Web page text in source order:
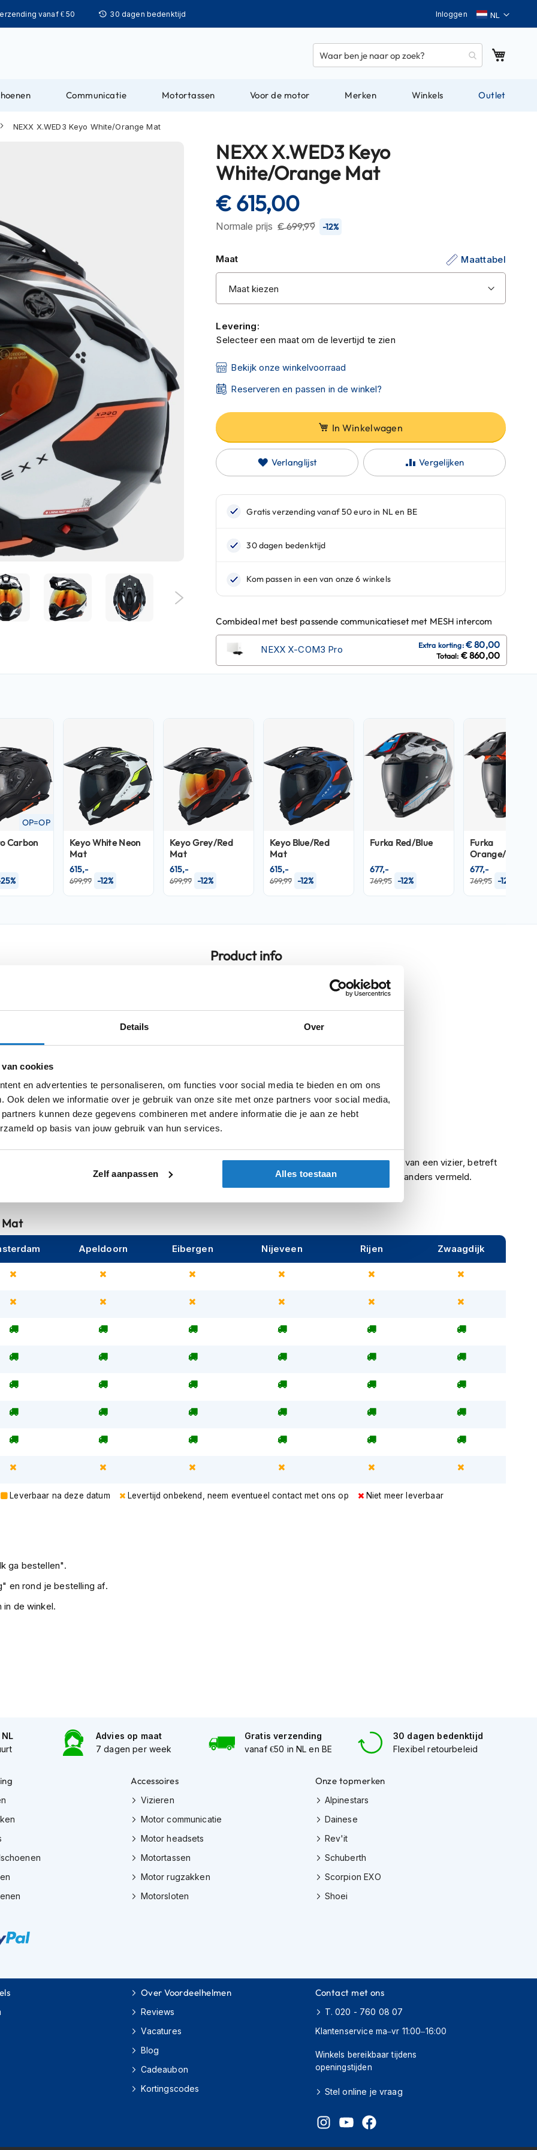
Details Over
cookies
en advertenties te personaliseren, om functies voor social media te bieden en om ons
Ook delen we informatie over je gebruik van onze site met onze partners voor social media,
kunnen deze gegevens combineren met andere informatie die je aan ze hebt
op basis van jouw gebruik van hun services.
Zelf aanpassen Alles toestaan
vanaf € 50 30 dagen bedenktijd Taal
Inloggen
Communicatie Motortassen Voor de motor Merken Winkels Outlet
NEXX X.WED3 Keyo White/Orange Mat
NEXX X.WED3 Keyo
White/Orange Mat
Normale prijs € 699,99 -12%
€ 615,00
Maat Maattabel
Levering:
Selecteer een maat om de levertijd te zien
Bekijk onze winkelvoorraad
Reserveren en passen in de winkel?
In Winkelwagen
Verlanglijst Vergelijken
Combideal met best passende communicatieset met MESH intercom
NEXX X-COM3 Pro
€ 860,00
OP=OP
Carbon
Keyo White Neon
Mat
699,99 -12%
615,-
Keyo Grey/Red
Mat
699,99 -12%
615,-
Keyo Blue/Red
Mat
699,99 -12%
615,-
Furka Red/Blue
769,95 -12%
677,-
Furka
Orange/Grey
769,95 -12%
677,-
moderne styling, een perfecte
innovatie als kernprincipes.
60 avontuurlijke motorrijders op
en van Baja California tot de
en op de weg, zonder gereedschap. De
een unieke kinvorm en X-Foam Crash
Mid Airflow Chamber, zorgt voor
groter binnenste zonnescherm, en
de X-COM3 serie, met geïntegreerde
Product info
X.WED3
Kleurstelling Keyo White/Orange Mat
Categorie Integraalhelmen
Pinlock Meegeleverd
Let op
Indien een helm is voorzien van een vizier, betreft
het een helder vizier, tenzij anders vermeld.
Mat
Apeldoorn Eibergen Nijeveen Rijen Zwaagdijk
Leverbaar na deze datum Levertijd onbekend, neem eventueel contact met ons op Niet meer leverbaar
ga bestellen".
en rond je bestelling af.
in de winkel.
Advies op maat
7 dagen per week
Gratis verzending
vanaf €50 in NL en BE
30 dagen bedenktijd
Flexibel retourbeleid
Accessoires
Vizieren
Motor communicatie
Motor headsets
Motortassen
Motor rugzakken
Motorsloten
Onze topmerken
Alpinestars
Dainese
Rev'it
Schuberth
Scorpion EXO
Shoei
Over Voordeelhelmen
Reviews
Vacatures
Blog
Cadeaubon
Kortingscodes
Contact met ons
T. 020 - 760 08 07
Klantenservice ma–vr 11:00–16:00
Winkels bereikbaar tijdens
openingstijden
Stel online je vraag